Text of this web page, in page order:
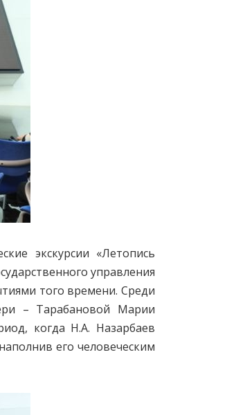
экскурсии «Летопись
управления
того времени. Среди
– Тарабановой Марии
когда Н.А. Назарбаев
его человеческим